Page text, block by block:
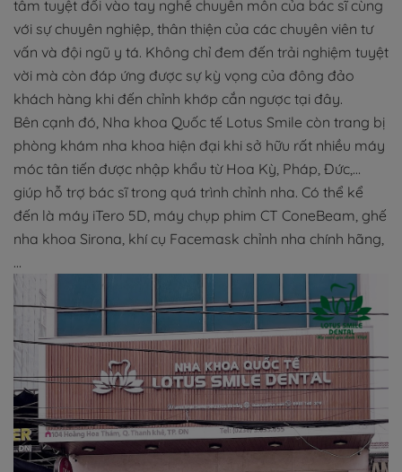
tâm tuyệt đối vào tay nghề chuyên môn của bác sĩ cùng
với sự chuyên nghiệp, thân thiện của các chuyên viên tư
vấn và đội ngũ y tá. Không chỉ đem đến trải nghiệm tuyệt
vời mà còn đáp ứng được sự kỳ vọng của đông đảo
khách hàng khi đến chỉnh khớp cắn ngược tại đây.
Bên cạnh đó, Nha khoa Quốc tế Lotus Smile còn trang bị
phòng khám nha khoa hiện đại khi sở hữu rất nhiều máy
móc tân tiến được nhập khẩu từ Hoa Kỳ, Pháp, Đức,…
giúp hỗ trợ bác sĩ trong quá trình chỉnh nha. Có thể kể
đến là máy iTero 5D, máy chụp phim CT ConeBeam, ghế
nha khoa Sirona, khí cụ Facemask chỉnh nha chính hãng,
…